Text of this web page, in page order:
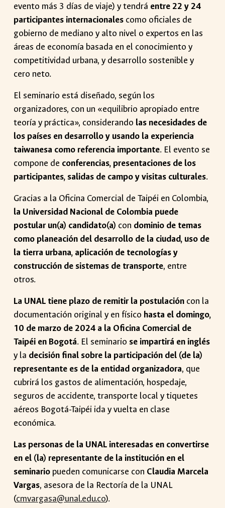
evento más 3 días de viaje) y tendrá entre 22 y 24
participantes internacionales como oficiales de
gobierno de mediano y alto nivel o expertos en las
áreas de economía basada en el conocimiento y
competitividad urbana, y desarrollo sostenible y
cero neto.
El seminario está diseñado, según los
organizadores, con un «equilibrio apropiado entre
teoría y práctica», considerando las necesidades de
los países en desarrollo y usando la experiencia
taiwanesa como referencia importante. El evento se
compone de conferencias, presentaciones de los
participantes, salidas de campo y visitas culturales.
Gracias a la Oficina Comercial de Taipéi en Colombia,
la Universidad Nacional de Colombia puede
postular un(a) candidato(a) con dominio de temas
como planeación del desarrollo de la ciudad, uso de
la tierra urbana, aplicación de tecnologías y
construcción de sistemas de transporte, entre
otros.
La UNAL tiene plazo de remitir la postulación con la
documentación original y en físico hasta el domingo,
10 de marzo de 2024 a la Oficina Comercial de
Taipéi en Bogotá. El seminario se impartirá en inglés
y la decisión final sobre la participación del (de la)
representante es de la entidad organizadora, que
cubrirá los gastos de alimentación, hospedaje,
seguros de accidente, transporte local y tiquetes
aéreos Bogotá-Taipéi ida y vuelta en clase
económica.
Las personas de la UNAL interesadas en convertirse
en el (la) representante de la institución en el
seminario pueden comunicarse con Claudia Marcela
Vargas, asesora de la Rectoría de la UNAL
(cmvargasa@unal.edu.co).